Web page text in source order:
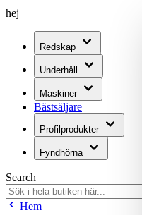
hej
Redskap
Underhåll
Maskiner
Bästsäljare
Profilprodukter
Fyndhörna
Search
Hem